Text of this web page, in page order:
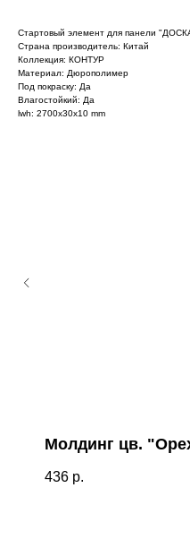
Стартовый элемент для панели
Страна производитель: Китай
Коллекция: КОНТУР
Материал: Дюрополимер
Под покраску: Да
Влагостойкий: Да
lwh: 2700x30x10 mm
Молдинг цв.
436 р.